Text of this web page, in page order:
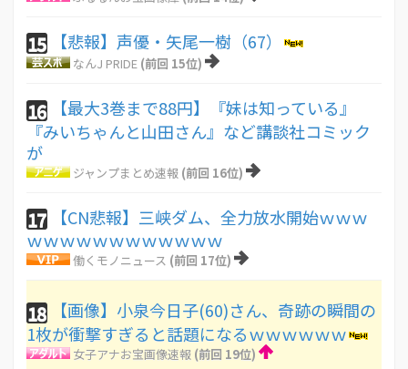
15 【悲報】声優・矢尾一樹（67）
なんJ PRIDE (前回 15位)
16
【最大3巻まで88円】『妹は知っている』
『みいちゃんと山田さん』など講談社コミック
が
ジャンプまとめ速報 (前回 16位)
17
【CN悲報】三峡ダム、全力放水開始ｗｗｗ
ｗｗｗｗｗｗｗｗｗｗｗｗ
働くモノニュース (前回 17位)
18
【画像】小泉今日子(60)さん、奇跡の瞬間の
1枚が衝撃すぎると話題になるｗｗｗｗｗｗ
女子アナお宝画像速報 (前回 19位)